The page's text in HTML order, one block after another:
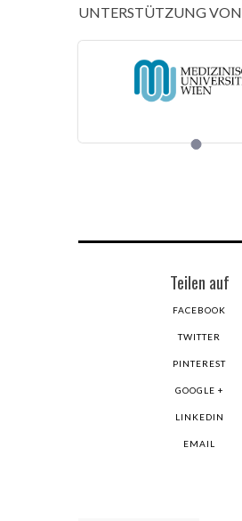
UNTERSTÜTZUNG VON
Teilen auf
FACEBOOK
TWITTER
PINTEREST
GOOGLE +
LINKEDIN
EMAIL